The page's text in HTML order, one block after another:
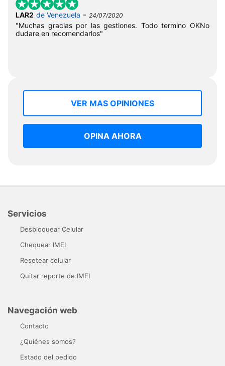
LAR2 de Venezuela - 24/07/2020
"Muchas gracias por las gestiones. Todo termino OKNo
dudare en recomendarlos"
VER MAS OPINIONES
OPINA AHORA
Servicios
Desbloquear Celular
Chequear IMEI
Resetear celular
Quitar reporte de IMEI
Navegación web
Contacto
¿Quiénes somos?
Estado del pedido